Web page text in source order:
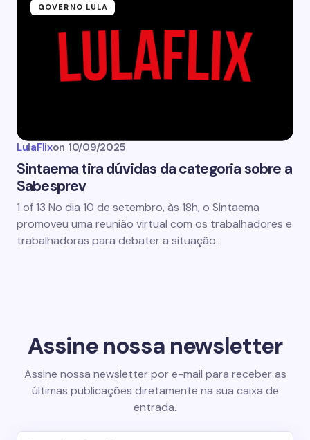
GOVERNO LULA
LulaFlixon 10/09/2025
Sintaema tira dúvidas da categoria sobre a
Sabesprev
1 of 13 No dia 10 de setembro, às 18h, o Sintaema
promoveu uma reunião virtual com os trabalhadores e
trabalhadoras para debater a situação…
Assine nossa newsletter
Assine nossa newsletter por e-mail para receber as
últimas publicações diretamente na sua caixa de
entrada.